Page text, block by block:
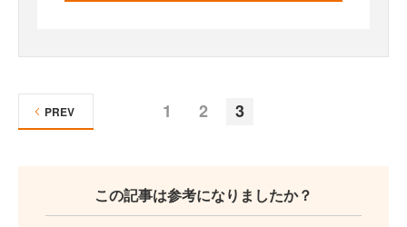
1 2 3
PREV
この記事は参考になりましたか？